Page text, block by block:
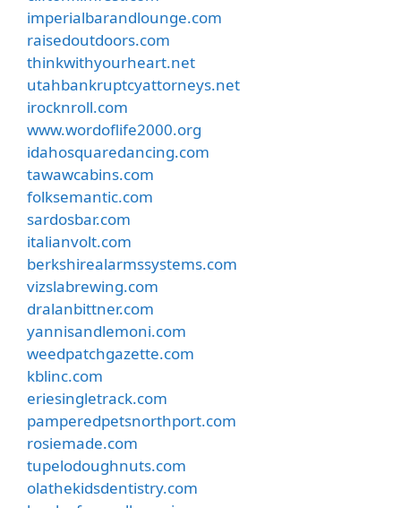
imperialbarandlounge.com
raisedoutdoors.com
thinkwithyourheart.net
utahbankruptcyattorneys.net
irocknroll.com
www.wordoflife2000.org
idahosquaredancing.com
tawawcabins.com
folksemantic.com
sardosbar.com
italianvolt.com
berkshirealarmssystems.com
vizslabrewing.com
dralanbittner.com
yannisandlemoni.com
weedpatchgazette.com
kblinc.com
eriesingletrack.com
pamperedpetsnorthport.com
rosiemade.com
tupelodoughnuts.com
olathekidsdentistry.com